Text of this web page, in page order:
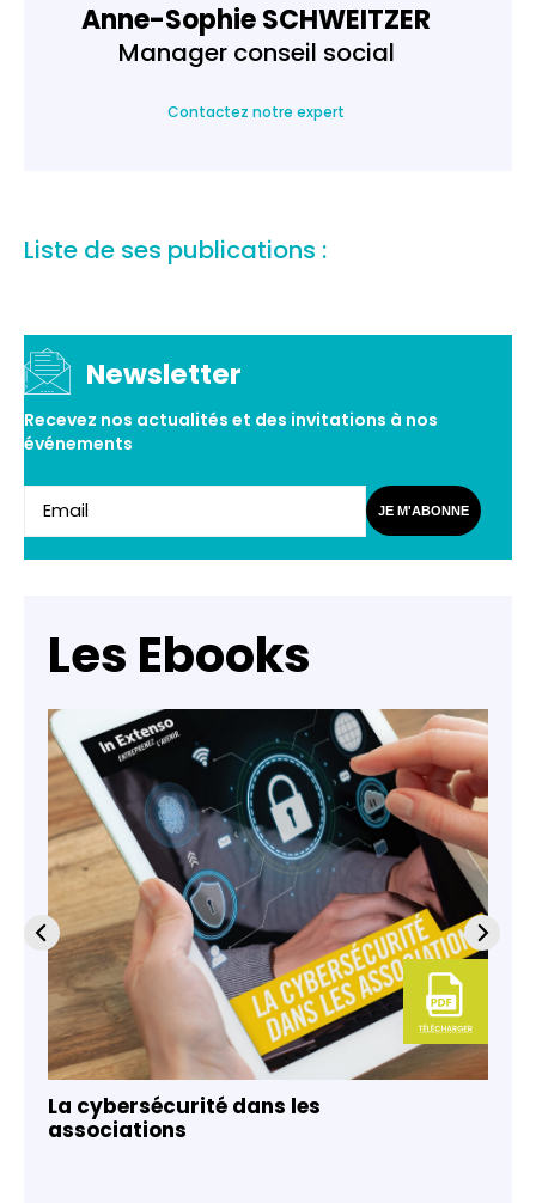
Anne-Sophie SCHWEITZER
Manager conseil social
Contactez notre expert
Liste de ses publications :
Newsletter
Recevez nos actualités et des invitations à nos
événements
JE M'ABONNE
Les Ebooks
La cybersécurité dans les
associations